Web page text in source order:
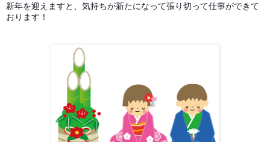
新年を迎えますと、気持ちが新たになって張り切って仕事ができて
おります！